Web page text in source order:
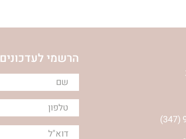
הרשמי לעדכונים
(347)